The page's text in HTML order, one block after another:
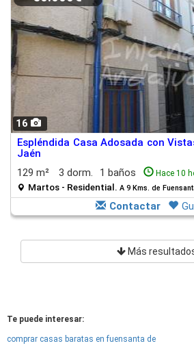
16
Espléndida Casa Adosada con
Jaén
129 m²
3 dorm. 1 baños Hace 10
Martos - Residential. A 9 Kms. de
Contactar
Más
Te puede interesar:
comprar casas baratas en fuensanta de